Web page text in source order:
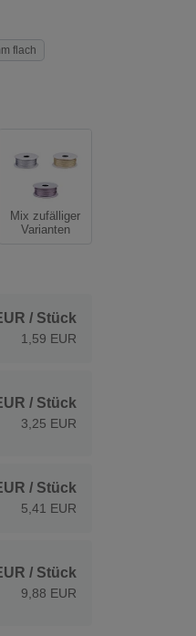
flach
Mix zufälliger
Varianten
/ Stück
1,59 EUR
/ Stück
3,25 EUR
/ Stück
5,41 EUR
/ Stück
9,88 EUR